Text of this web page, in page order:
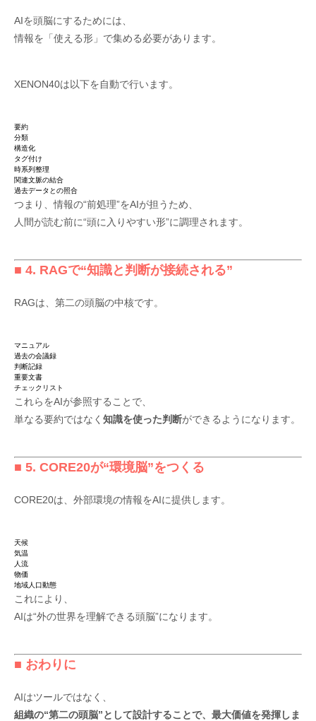
AIを頭脳にするためには、
情報を「使える形」で集める必要があります。
XENON40は以下を自動で行います。
要約
分類
構造化
タグ付け
時系列整理
関連文脈の結合
過去データとの照合
つまり、情報の“前処理”をAIが担うため、
人間が読む前に“頭に入りやすい形”に調理されます。
■ 4. RAGで“知識と判断が接続される”
RAGは、第二の頭脳の中核です。
マニュアル
過去の会議録
判断記録
重要文書
チェックリスト
これらをAIが参照することで、
単なる要約ではなく 知識を使った判断ができるようになります。
■ 5. CORE20が“環境脳”をつくる
CORE20は、外部環境の情報をAIに提供します。
天候
気温
人流
物価
地域人口動態
これにより、
AIは“外の世界を理解できる頭脳”になります。
■ おわりに
AIはツールではなく、
組織の“第二の頭脳”として設計することで、最大価値を発揮しま